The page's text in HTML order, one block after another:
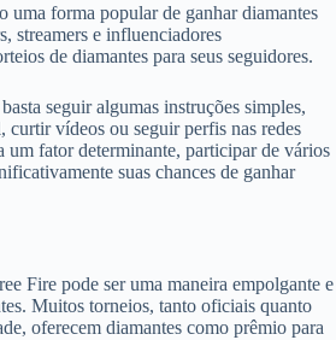
uma forma popular de ganhar diamantes
streamers e influenciadores
de diamantes para seus seguidores.
seguir algumas instruções simples,
curtir vídeos ou seguir perfis nas redes
um fator determinante, participar de vários
suas chances de ganhar
Fire pode ser uma maneira empolgante e
Muitos torneios, tanto oficiais quanto
oferecem diamantes como prêmio para